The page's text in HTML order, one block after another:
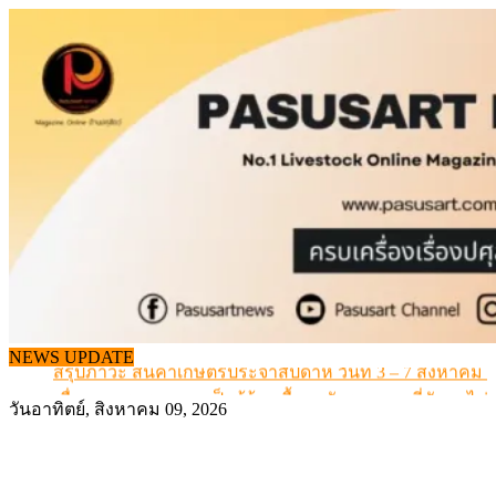
content
NEWS UPDATE
เดินหน้าดัน “ราคากลางโคเนื้อ” แก้ปัญหาราคาโคเนื้อตก
สรุปภาวะ สินค้าเกษตรประจำสัปดาห์ วันที่ 3 – 7 สิงหาคม
เมื่อเกษตรกรถูกมองเป็นผู้ร้ายเบื้องหลังราคาหมูที่สังคมไม่
วันอาทิตย์, สิงหาคม 09, 2026